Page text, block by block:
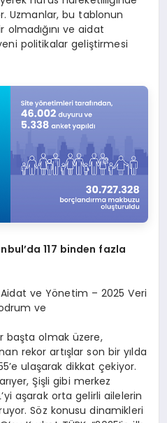
Uzmanlar, bu tablonun
ve aidat
politikalar geliştirmesi
117 binden fazla
ve Yönetim – 2025 Veri
ve
başta olmak üzere,
rekor artışlar son bir yılda
ulaşarak dikkat çekiyor.
Şişli gibi merkez
aşarak orta gelirli ailelerin
Söz konusu dinamikleri